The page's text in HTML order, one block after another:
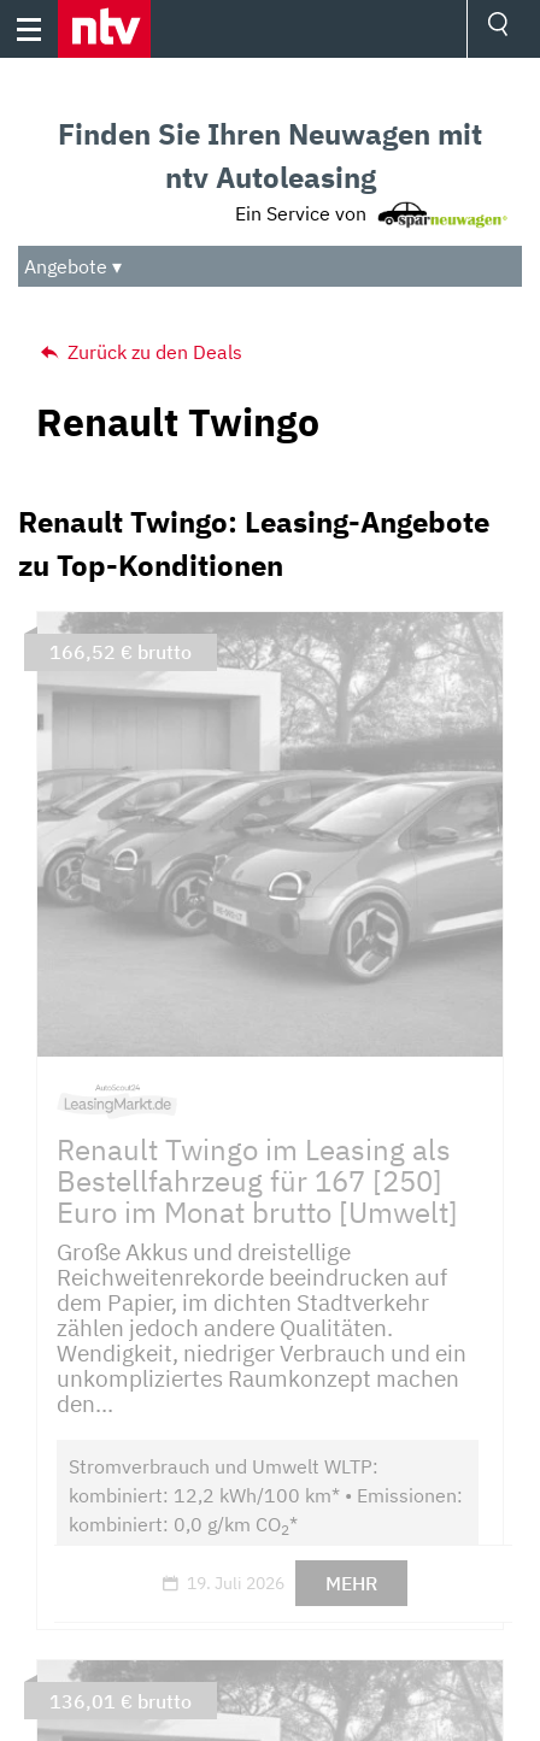
Skip
Audio
Das Beste
Finden Sie Ihren Neuwagen mit
ntv Autoleasing
Ein Service von
Angebote ▾
Zurück zu den Deals
Renault Twingo
Renault Twingo: Leasing-Angebote
zu Top-Konditionen
Renault Twingo im Leasing als
Bestellfahrzeug für 167 [250]
Euro im Monat brutto [Umwelt]
Große Akkus und dreistellige
Reichweitenrekorde beeindrucken auf
dem Papier, im dichten Stadtverkehr
zählen jedoch andere Qualitäten.
Wendigkeit, niedriger Verbrauch und ein
unkompliziertes Raumkonzept machen
den...
Stromverbrauch und Umwelt WLTP:
kombiniert: 12,2 kWh/100 km* • Emissionen:
kombiniert: 0,0 g/km CO2*
19. Juli 2026 MEHR
166,52 € brutto
136,01 € brutto